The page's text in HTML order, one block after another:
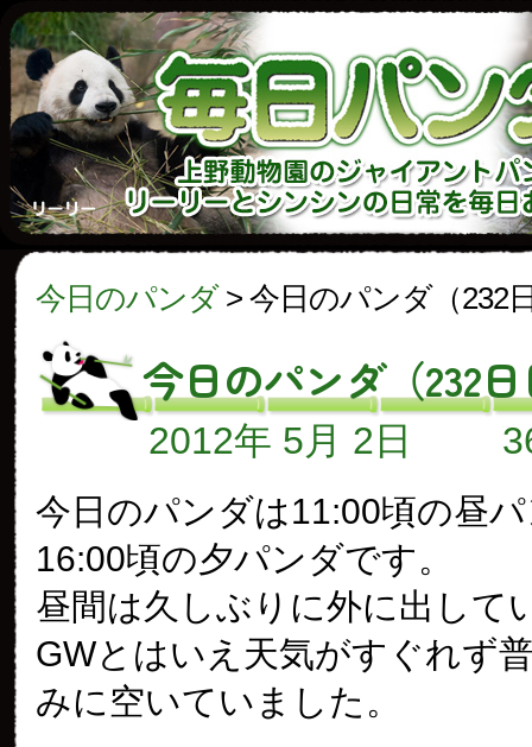
今日のパンダ> 今日のパンダ（232
今日のパンダ（232
2012年 5月 2日
今日のパンダは11:00頃の昼
16:00頃の夕パンダです。
昼間は久しぶりに外に出して
GWとはいえ天気がすぐれず
みに空いていました。